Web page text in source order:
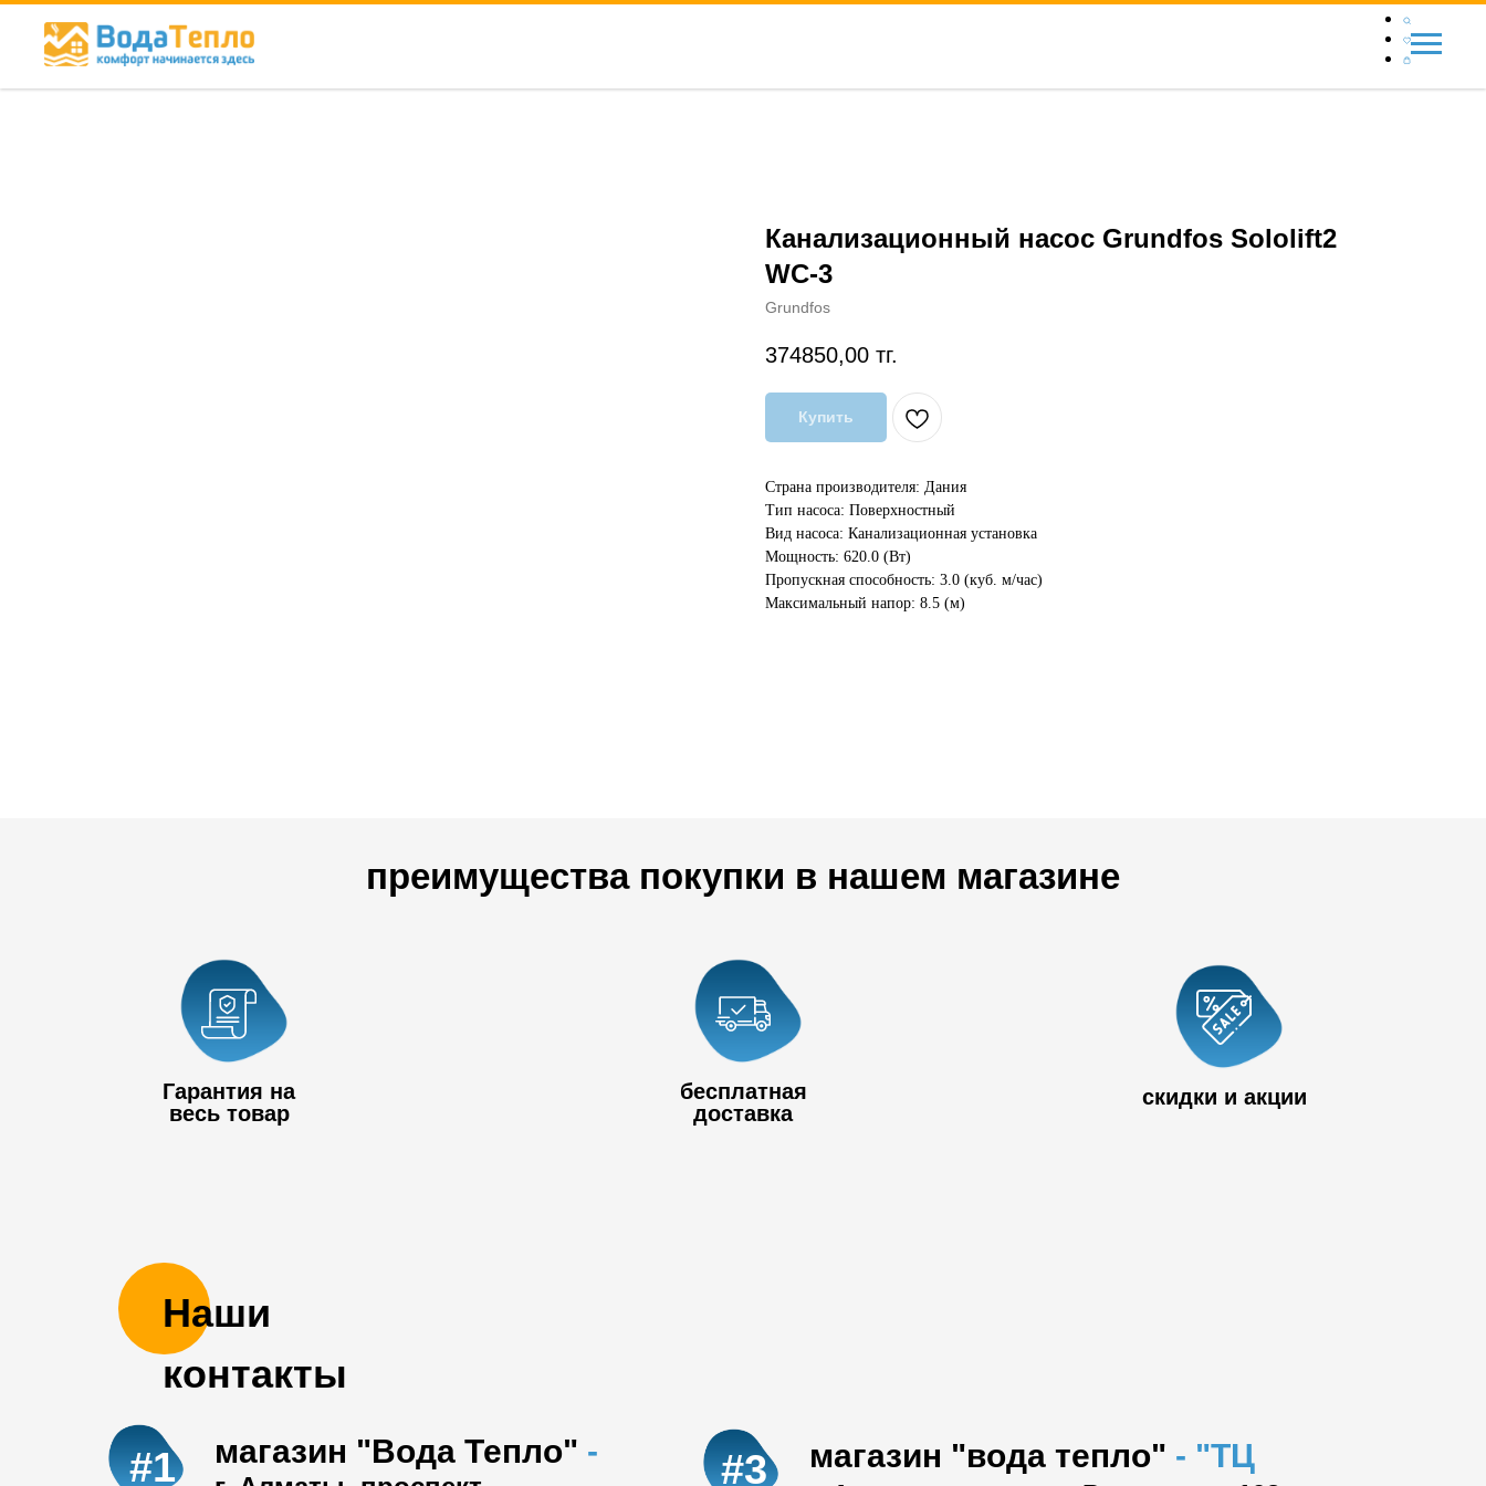
Канализационный насос Grundfos Sololift2
WC-3
Grundfos
374850,00 тг.
Купить
Страна производителя: Дания
Тип насоса: Поверхностный
Вид насоса: Канализационная установка
Мощность: 620.0 (Вт)
Пропускная способность: 3.0 (куб. м/час)
Максимальный напор: 8.5 (м)
преимущества покупки в нашем магазине
Гарантия на
весь товар
бесплатная
доставка
скидки и акции
Наши
контакты
магазин "Вода Тепло" -
#1 магазин "вода тепло" - "ТЦ
#3
+7 727 390 50
32